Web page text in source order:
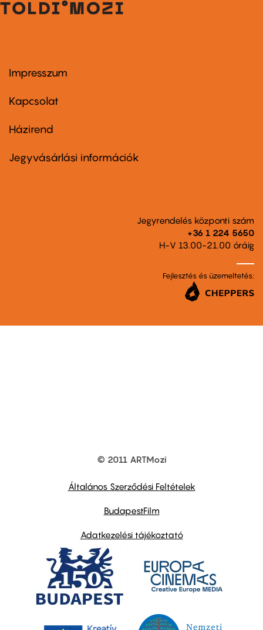
Footer
first
Impresszum
Kapcsolat
Footer
second
Házirend
Jegyvásárlási információk
Jegyrendelés központi szám
+36 1 224 5650
H-V 13.00-21.00 óráig
Fejlesztés és üzemeltetés:
© 2011 ARTMozi
Általános Szerződési Feltételek
BudapestFilm
Adatkezelési tájékoztató